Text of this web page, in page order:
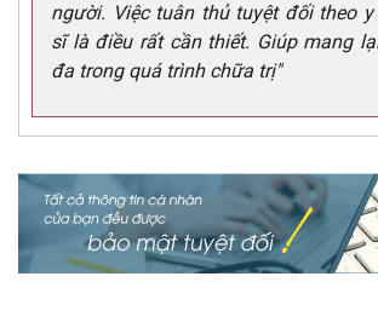
người. Việc tuân thủ tuyệt đối theo
sĩ là điều rất cần thiết. Giúp mang
đa trong quá trình chữa trị"